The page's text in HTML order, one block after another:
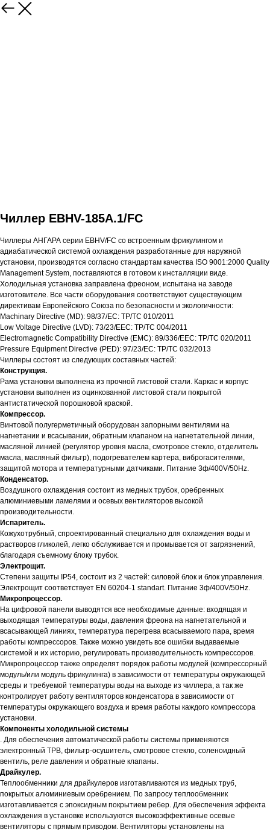
Чиллер EBHV-185A.1/FC
Чиллеры АНГАРА серии EBHV/FC со встроенным фрикулингом и
адиабатической системой охлаждения разработанные для наружной
установки, производятся согласно стандартам качества ISO 9001:2000 Quality
Management System, поставляются в готовом к инсталляции виде.
Холодильная установка заправлена фреоном, испытана на заводе
изготовителе. Все части оборудования соответствуют существующим
директивам Европейского Союза по безопасности и экологичности:
Machinary Directive (MD): 98/37/EC: ТР/ТС 010/2011
Low Voltage Directive (LVD): 73/23/EEC: ТР/ТС 004/2011
Electromagnetic Compatibility Directive (EMC): 89/336/EEC: ТР/ТС 020/2011
Pressure Equipment Directive (PED): 97/23/EC: ТР/ТС 032/2013
Чиллеры состоят из следующих составных частей:
Конструкция.
Рама установки выполнена из прочной листовой стали. Каркас и корпус
установки выполнен из оцинкованной листовой стали покрытой
антистатической порошковой краской.
Компрессор.
Винтовой полугерметичный оборудован запорными вентилями на
нагнетании и всасывании, обратным клапаном на нагнетательной линии,
масляной линией (регулятор уровня масла, смотровое стекло, отделитель
масла, масляный фильтр), подогревателем картера, виброгасителями,
защитой мотора и температурными датчиками. Питание 3ф/400V/50Hz.
Конденсатор.
Воздушного охлаждения состоит из медных трубок, оребренных
алюминиевыми ламелями и осевых вентиляторов высокой
производительности.
Испаритель.
Кожухотрубный, спроектированный специально для охлаждения воды и
растворов гликолей, легко обслуживается и промывается от загрязнений,
благодаря съемному блоку трубок.
Электрощит.
Степени защиты IP54, состоит из 2 частей: силовой блок и блок управления.
Электрощит соответствует EN 60204-1 standart. Питание 3ф/400V/50Hz.
Микропроцессор.
На цифровой панели выводятся все необходимые данные: входящая и
выходящая температуры воды, давления фреона на нагнетательной и
всасывающей линиях, температура перегрева всасываемого пара, время
работы компрессоров. Также можно увидеть все ошибки выдаваемые
системой и их историю, регулировать производительность компрессоров.
Микропроцессор также определят порядок работы модулей (компрессорный
модуль/или модуль фрикулинга) в зависимости от температуры окружающей
среды и требуемой температуры воды на выходе из чиллера, а так же
контролирует работу вентиляторов конденсатора в зависимости от
температуры окружающего воздуха и время работы каждого компрессора
установки.
Компоненты холодильной системы
. Для обеспечения автоматической работы системы применяются
электронный ТРВ, фильтр-осушитель, смотровое стекло, соленоидный
вентиль, реле давления и обратные клапаны.
Драйкулер.
Теплообменники для драйкулеров изготавливаются из медных труб,
покрытых алюминиевым оребрением. По запросу теплообменник
изготавливается с эпоксидным покрытием ребер. Для обеспечения эффекта
охлаждения в установке используются высокоэффективные осевые
вентиляторы с прямым приводом. Вентиляторы установлены на